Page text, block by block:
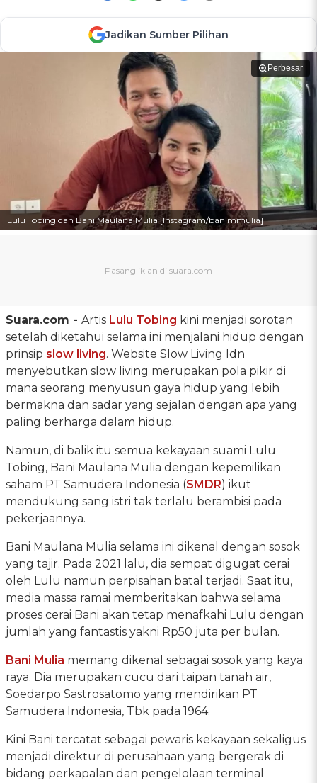
Jadikan Sumber Pilihan
Perbesar
Lulu Tobing dan Bani Maulana Mulia [Instagram/banimmulia]
Suara.com - Artis Lulu Tobing kini menjadi sorotan
setelah diketahui selama ini menjalani hidup dengan
prinsip slow living. Website Slow Living Idn
menyebutkan slow living merupakan pola pikir di
mana seorang menyusun gaya hidup yang lebih
bermakna dan sadar yang sejalan dengan apa yang
paling berharga dalam hidup.
Namun, di balik itu semua kekayaan suami Lulu
Tobing, Bani Maulana Mulia dengan kepemilikan
saham PT Samudera Indonesia (SMDR) ikut
mendukung sang istri tak terlalu berambisi pada
pekerjaannya.
Bani Maulana Mulia selama ini dikenal dengan sosok
yang tajir. Pada 2021 lalu, dia sempat digugat cerai
oleh Lulu namun perpisahan batal terjadi. Saat itu,
media massa ramai memberitakan bahwa selama
proses cerai Bani akan tetap menafkahi Lulu dengan
jumlah yang fantastis yakni Rp50 juta per bulan.
Bani Mulia memang dikenal sebagai sosok yang kaya
raya. Dia merupakan cucu dari taipan tanah air,
Soedarpo Sastrosatomo yang mendirikan PT
Samudera Indonesia, Tbk pada 1964.
Kini Bani tercatat sebagai pewaris kekayaan sekaligus
menjadi direktur di perusahaan yang bergerak di
bidang perkapalan dan pengelolaan terminal